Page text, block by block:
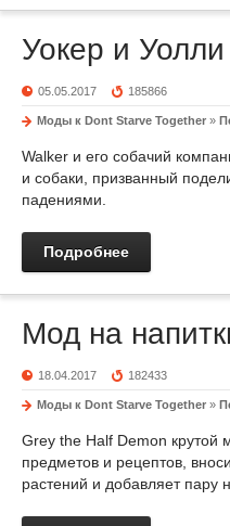
Уокер и Уолли
05.05.2017 185866
Моды к Dont Starve Together »
Walker и его собачий
и собаки, призванный
падениями.
Подробнее
Мод на
18.04.2017 182433
Моды к Dont Starve Together »
Grey the Half Demon
предметов и рецептов,
растений и добавляет пару